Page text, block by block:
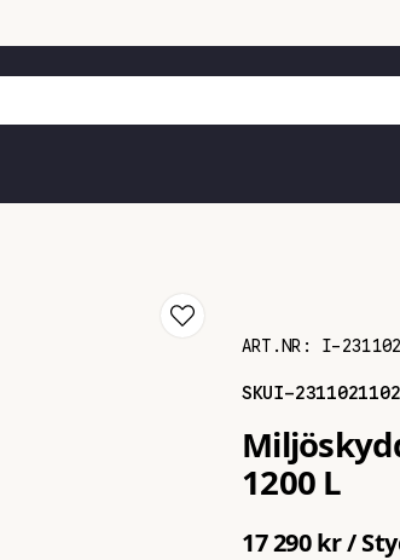
ART.NR: I-
SKUI-2311021102
1200 L
17 290 kr/